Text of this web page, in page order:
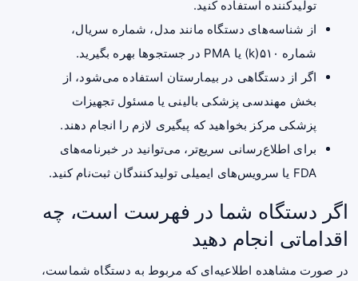
تولیدکننده استفاده کنید.
از شناسه‌های دستگاه مانند مدل، شماره سریال،
شماره ۵۱۰(k) یا PMA در جستجوها بهره بگیرید.
اگر از دستگاهی در بیمارستان استفاده می‌شود، از
بخش مهندسی پزشکی بالینی یا مسئول تجهیزات
پزشکی مرکز بخواهید که پیگیری لازم را انجام دهند.
برای اطلاع‌رسانی سریع‌تر، می‌توانید در خبرنامه‌های
FDA یا سرویس‌های ایمیلی تولیدکنندگان ثبت‌نام کنید.
اگر دستگاه شما در فهرست است، چه
اقداماتی انجام دهید
در صورت مشاهده اطلاعیه‌ای که مربوط به دستگاه شماست،